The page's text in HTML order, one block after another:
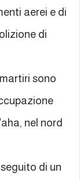
aerei e di
di
sono
nel nord
di un